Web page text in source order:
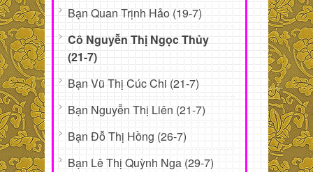
Bạn Quan Trịnh Hảo (19-7)
Cô Nguyễn Thị Ngọc Thủy
(21-7)
Bạn Vũ Thị Cúc Chi (21-7)
Bạn Nguyễn Thị Liên (21-7)
Bạn Đỗ Thị Hồng (26-7)
Bạn Lê Thị Quỳnh Nga (29-7)